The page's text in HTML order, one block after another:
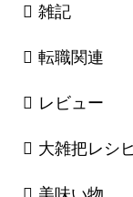
雑記
転職関連
レビュー
大雑把レシ